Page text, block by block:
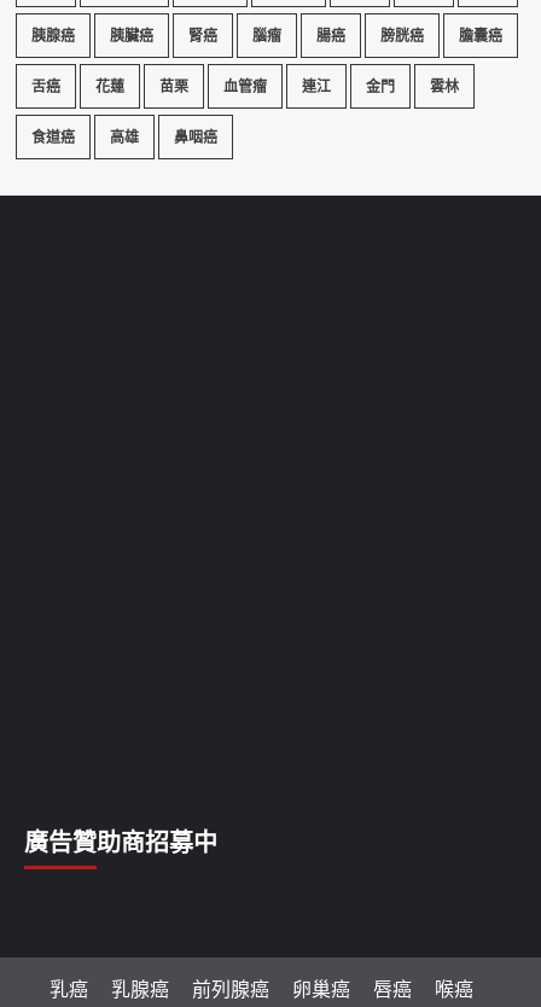
胰腺癌 胰臟癌 腎癌 腦瘤 腸癌 膀胱癌 膽囊癌
舌癌 花蓮 苗栗 血管瘤 連江 金門 雲林
食道癌 高雄 鼻咽癌
廣告贊助商招募中
乳癌 乳腺癌 前列腺癌 卵巢癌 唇癌
喉癌